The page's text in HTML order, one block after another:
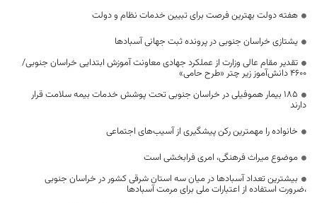
هفته دولت بهترین فرصت برای تبیین خدمات نظام و دولت
یشتازی خراسان جنوبی در پرونده ثبت جهانی آسبادها
تقدیر مقام عالی وزارت از عملکرد جهادی معاونت آموزش ابتدایی خراسان جنوبی/
۴۶۰۰ دانش‌آموز زیر چتر «طرح حامی»
۱۸۵ بیمار هموفیلی در خراسان جنوبی تحت پوشش خدمات بیمه سلامت قرار
دارند
خانواده را مهمترین رکن پیشگیری از آسیب‌های اجتماعی
موضوع میراث فرهنگی، امری فرابخشی است
بیشترین تعداد آسبادها در میان سه استان شرقی کشور در خراسان جنوبی
،ضرورت استفاده از اعتبارات ملی برای مرمت آسبادها